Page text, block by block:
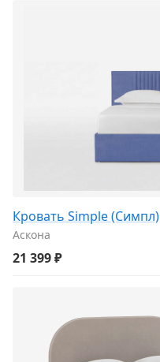
Кровать Simple (Симпл)
Аскона
21 399 ₽